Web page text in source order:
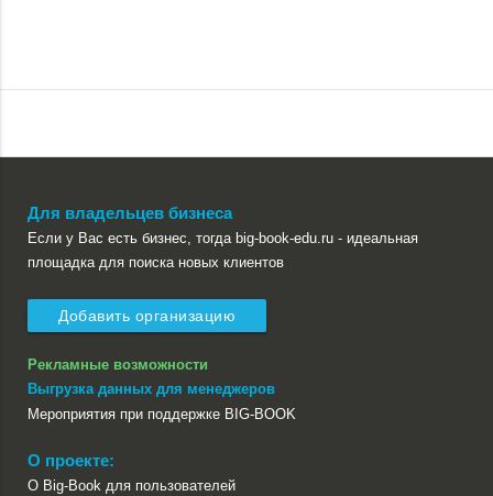
Для владельцев бизнеса
Если у Вас есть бизнес, тогда big-book-edu.ru - идеальная
площадка для поиска новых клиентов
Добавить организацию
Рекламные возможности
Выгрузка данных для менеджеров
Мероприятия при поддержке BIG-BOOK
О проекте:
О Big-Book для пользователей